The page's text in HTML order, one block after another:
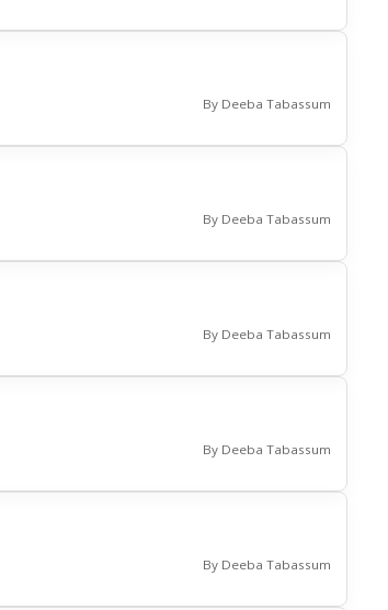
By Deeba Tabassum
By Deeba Tabassum
By Deeba Tabassum
By Deeba Tabassum
By Deeba Tabassum